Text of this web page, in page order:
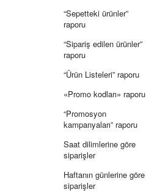
“Sepetteki ürünler”
raporu
“Sipariş edilen ürünler”
raporu
“Ürün Listeleri” raporu
«Promo kodları» raporu
“Promosyon
kampanyaları” raporu
Saat dilimlerine göre
siparişler
Haftanın günlerine göre
siparişler